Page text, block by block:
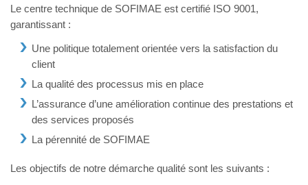
Le centre technique de SOFIMAE est certifié ISO 9001,
garantissant :
Une politique totalement orientée vers la satisfaction du
client
La qualité des processus mis en place
L’assurance d’une amélioration continue des prestations et
des services proposés
La pérennité de SOFIMAE
Les objectifs de notre démarche qualité sont les suivants :